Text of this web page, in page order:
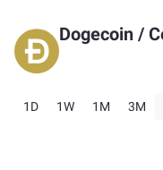
Dogecoin /
1D 1W 1M 3M